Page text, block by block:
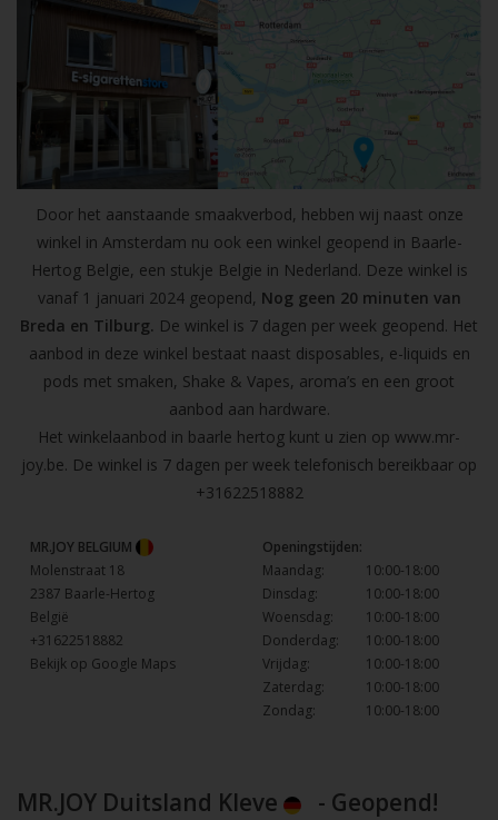
Door het aanstaande smaakverbod, hebben wij naast onze
winkel in Amsterdam nu ook een winkel geopend in Baarle-
Hertog Belgie, een stukje Belgie in Nederland. Deze winkel is
vanaf 1 januari 2024 geopend, Nog geen 20 minuten van
Breda en Tilburg. De winkel is 7 dagen per week geopend. Het
aanbod in deze winkel bestaat naast disposables, e-liquids en
pods met smaken, Shake & Vapes, aroma’s en een groot
aanbod aan hardware.
Het winkelaanbod in baarle hertog kunt u zien op www.mr-
joy.be. De winkel is 7 dagen per week telefonisch bereikbaar op
+31622518882
MR.JOY BELGIUM
Molenstraat 18
2387 Baarle-Hertog
België
+31622518882
Bekijk op Google Maps
Openingstijden:
Maandag:
10:00-18:00
Dinsdag:
10:00-18:00
Woensdag:
10:00-18:00
Donderdag:
10:00-18:00
Vrijdag:
10:00-18:00
Zaterdag:
10:00-18:00
Zondag:
10:00-18:00
MR.JOY Duitsland Kleve - Geopend!